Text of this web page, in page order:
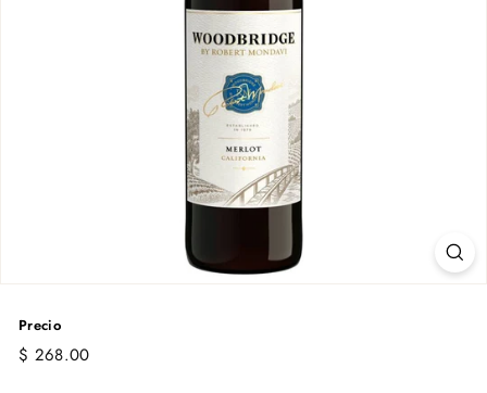
Precio
Precio
habitual
$ 268.00$